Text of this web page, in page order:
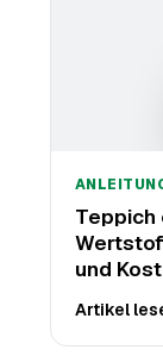
Teppich
und
Artikel